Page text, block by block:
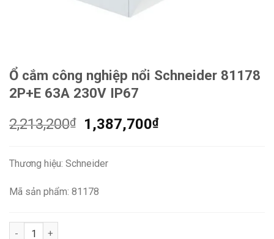
Ổ cắm công nghiệp nổi Schneider 81178
2P+E 63A 230V IP67
2,213,200₫
Giá
2,213,200₫.
1,387,700₫Giá
Thương hiệu: Schneider
Mã sản phẩm: 81178
Ổ cắm công nghiệp nổi Schneider 81178 2P+E 63A 230V IP67